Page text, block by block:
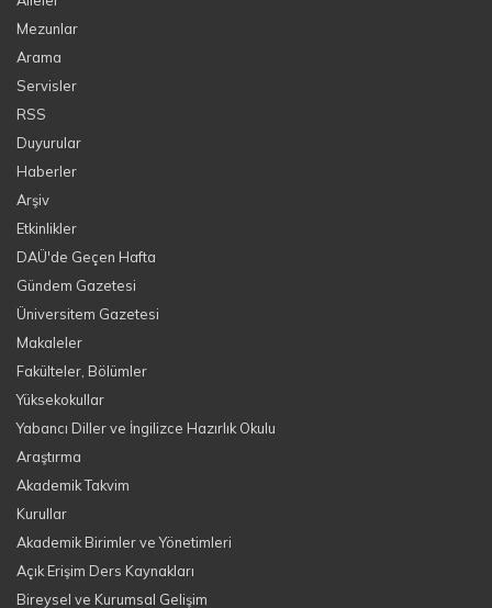
Mezunlar
Arama
Servisler
RSS
Duyurular
Haberler
Arşiv
Etkinlikler
DAÜ'de Geçen Hafta
Gündem Gazetesi
Üniversitem Gazetesi
Makaleler
Fakülteler, Bölümler
Yüksekokullar
Yabancı Diller ve İngilizce Hazırlık Okulu
Araştırma
Akademik Takvim
Kurullar
Akademik Birimler ve Yönetimleri
Açık Erişim Ders Kaynakları
Bireysel ve Kurumsal Gelişim